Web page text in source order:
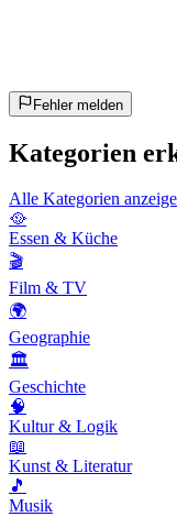
Fehler melden
Kategorien
Alle Kategorien
🥘
Essen & Küche
🎬
Film & TV
🌍
Geographie
🏛️
Geschichte
🧠
Kultur & Logik
📖
Kunst & Literatur
🎵
Musik